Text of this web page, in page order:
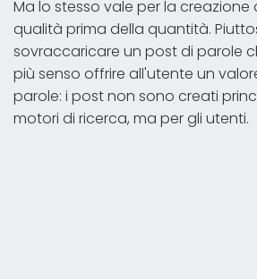
Ma lo stesso vale per la creazione
qualità prima della quantità.
sovraccaricare un post di parole
più senso offrire all'utente un
parole: i post non sono creati
motori di ricerca, ma per gli utenti.